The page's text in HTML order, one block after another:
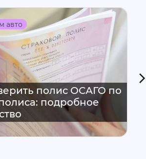
авто
полис ОСАГО по
подробное